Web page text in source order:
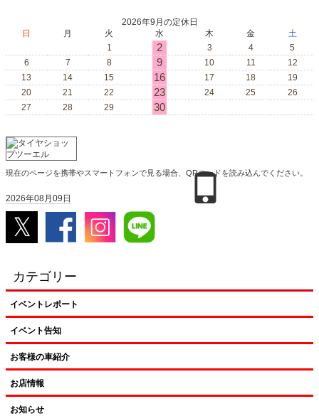
2026年9月の定休日
日
月 火 水 木 金
土
1
2 3 4
5
6
7 8 9 10 11
12
13
14 15 16 17 18
19
20
21 22 23 24 25
26
27
28 29 30
現在のページを携帯やスマートフォンで見る場合、QRコードを読み込んでください。
2026年08月09日
カテゴリー
イベントレポート
イベント告知
お客様の車紹介
お店情報
お知らせ